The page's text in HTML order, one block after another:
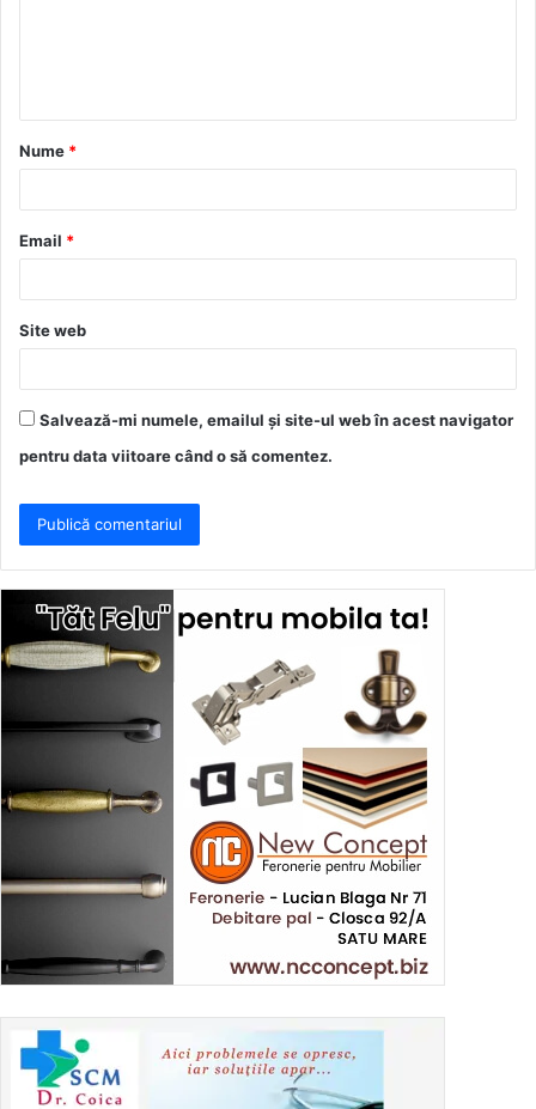
a
r
*
Nume *
Email *
Site web
Salvează-mi numele, emailul și site-ul web în acest navigator
pentru data viitoare când o să comentez.